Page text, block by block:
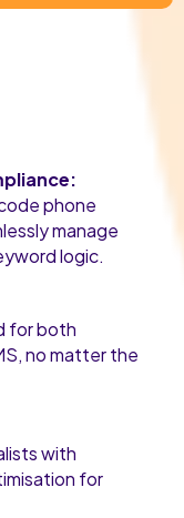
phone
manage
logic.
for both
no matter the
with
for